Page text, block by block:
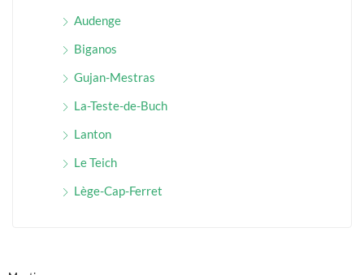
Audenge
Biganos
Gujan-Mestras
La-Teste-de-Buch
Lanton
Le Teich
Lège-Cap-Ferret